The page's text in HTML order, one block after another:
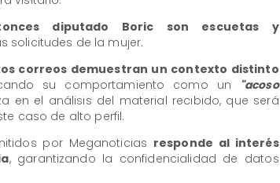
diputado Boric son escuetas y
solicitudes de la mujer.
correos demuestran un contexto distinto
su comportamiento como un
"acoso
en el análisis del material recibido, que será
caso de alto perfil.
por Meganoticias responde al interés
, garantizando la confidencialidad de datos